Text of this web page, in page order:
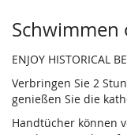
Produkte
Schwimmen
ENJOY HISTORICAL
Verbringen Sie 2
genießen Sie die
Handtücher können